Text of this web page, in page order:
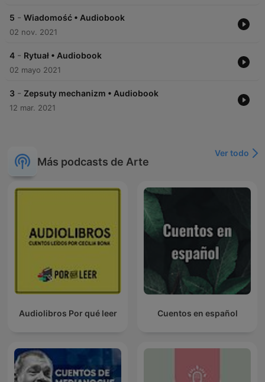
5 - Wiadomość • Audiobook
02 nov. 2021
4 - Rytuał • Audiobook
02 mayo 2021
3 - Zepsuty mechanizm • Audiobook
12 mar. 2021
Más podcasts de Arte
Ver todo
Audiolibros Por qué leer Cuentos en español